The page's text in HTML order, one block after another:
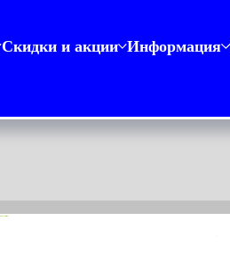
Скидки и акции Информация